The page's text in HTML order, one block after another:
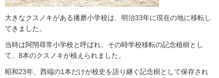
大きなクスノキがある播磨小学校は、明治33年に現在の地に移転し
てきました。
当時は阿閇尋常小学校と呼ばれ、その時学校移転の記念植樹とし
て、8本のクスノキが植えられました。
昭和23年、西端の1本だけが校史を語り継ぐ記念樹として保存され